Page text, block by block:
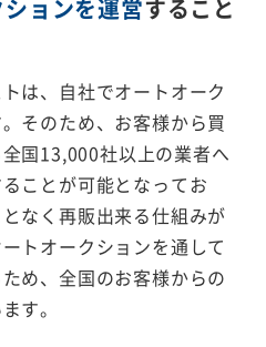
ョンを運営すること
は、自社でオートオーク
そのため、お客様から買
国13,000社以上の業者へ
ことが可能となってお
なく再販出来る仕組みが
トオークションを通して
め、全国のお客様からの
す。